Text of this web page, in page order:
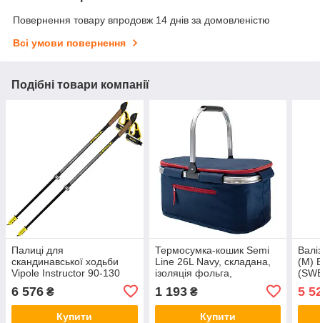
Повернення товару впродовж 14 днів за домовленістю
Всі умови повернення
Подібні товари компанії
Палиці для
скандинавської ходьби
Vipole Instructor 90-130
карбонові, 2 секції,
QuickLock ALU, 2 шт
6 576 ₴
Купити
Термосумка-кошик Semi
Line 26L Navy, складана,
ізоляція фольга,
каркас алюміній,
470×260×220 мм
1 193₴
Купити
(M)
5